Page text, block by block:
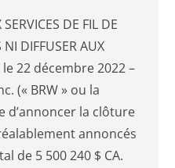
DE FIL DE
NI DIFFUSER AUX
le 22 décembre 2022 –
(« BRW » ou la
d’annoncer la clôture
annoncés
de 5 500 240 $ CA.